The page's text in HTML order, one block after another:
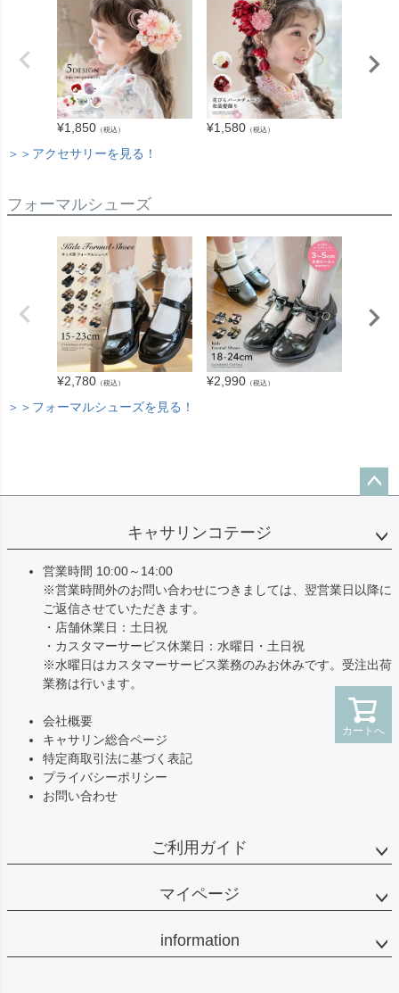
カートへ
¥1,850 （税込） ¥1,580 （税込）
＞＞アクセサリーを見る！
フォーマルシューズ
¥2,780 （税込） ¥2,990 （税込）
＞＞フォーマルシューズを見る！
ップ
キャサリンコテージ
営業時間 10:00～14:00
※営業時間外のお問い合わせにつきましては、翌営業日以降に
ご返信させていただきます。
・店舗休業日：土日祝
・カスタマーサービス休業日：水曜日・土日祝
※水曜日はカスタマーサービス業務のみお休みです。受注出荷
業務は行います。
会社概要
キャサリン総合ページ
特定商取引法に基づく表記
プライバシーポリシー
お問い合わせ
ご利用ガイド
マイページ
information